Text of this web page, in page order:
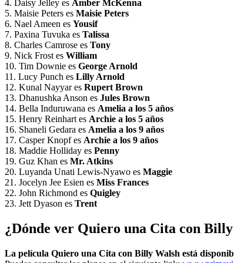
4. Daisy Jelley es Amber McKenna
5. Maisie Peters es Maisie Peters
6. Nael Ameen es Yousif
7. Paxina Tuvuka es Talissa
8. Charles Camrose es Tony
9. Nick Frost es William
10. Tim Downie es George Arnold
11. Lucy Punch es Lilly Arnold
12. Kunal Nayyar es Rupert Brown
13. Dhanushka Anson es Jules Brown
14. Bella Induruwana es Amelia a los 5 años
15. Henry Reinhart es Archie a los 5 años
16. Shaneli Gedara es Amelia a los 9 años
17. Casper Knopf es Archie a los 9 años
18. Maddie Holliday es Penny
19. Guz Khan es Mr. Atkins
20. Luyanda Unati Lewis-Nyawo es Maggie
21. Jocelyn Jee Esien es Miss Frances
22. John Richmond es Quigley
23. Jett Dyason es Trent
¿Dónde ver Quiero una Cita con
La película Quiero una Cita con Billy Walsh está